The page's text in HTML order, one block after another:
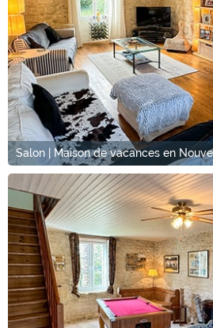
Salon | Maison de vacances en